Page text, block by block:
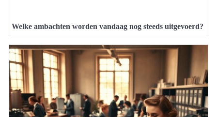
Welke ambachten worden vandaag nog steeds uitgevoerd?